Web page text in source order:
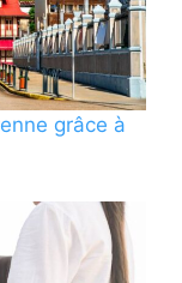
grâce à